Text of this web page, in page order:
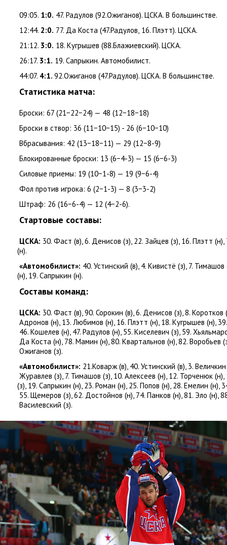
09:05. 1:0. 47. Радулов (92.Ожиганов). ЦСКА. В большинстве.
12:44. 2:0. 77. Да Коста (47.Радулов, 16. Плэтт). ЦСКА.
21:12. 3:0. 18. Кугрышев (88.Блажиевский). ЦСКА.
26:17. 3:1. 19. Сапрыкин. Автомобилист.
44:07. 4:1. 92.Ожиганов (47.Радулов). ЦСКА. В большинстве.
Статистика матча:
Броски: 67 (21−22−24) — 48 (12−18−18)
Броски в створ: 36 (11−10−15) ­- 26 (6−10−10)
Вбрасывания: 42 (13−18−11) — 29 (12−8-9)
Блокированные броски: 13 (6−4-3) — 15 (6−6-3)
Силовые приемы: 19 (10−1-8) — 19 (9−6-4)
Фол против игрока: 6 (2−1-3) — 8 (3−3-2)
Штраф: 26 (16−6-4) — 12 (4−2-6).
Стартовые составы:
ЦСКА: 30. Фаст (в), 6. Денисов (з), 22. Зайцев (з), 16. Плэтт (н),
(н).
«Автомобилист»: 40. Устинский (в), 4. Кивистё (з), 7. Тимашов
(н), 19. Сапрыкин (н).
Составы команд:
ЦСКА: 30. Фаст (в), 90. Сорокин (в), 6. Денисов (з), 8. Коротков (
Адронов (н), 13. Любимов (н), 16. Плэтт (н), 18. Кугрышев (н),
46. Кошелев (н), 47. Радулов (н), 55. Киселевич (з), 59.
Да Коста (н), 78. Мамин (н), 80. Квартальнов (н), 82. Воробьев (
Ожиганов (з).
«Автомобилист»: 21.Коварж (в), 40. Устинский (в), 3. Величкин
Журавлев (з), 7. Тимашов (з), 10. Алексеев (н), 12. Торченюк (н),
(з), 19. Сапрыкин (н), 23. Роман (н), 25. Попов (н), 28. Емелин (н),
55. Щемеров (з), 62. Достойнов (н), 74. Панков (н), 81. Эло (н),
Василевский (з).